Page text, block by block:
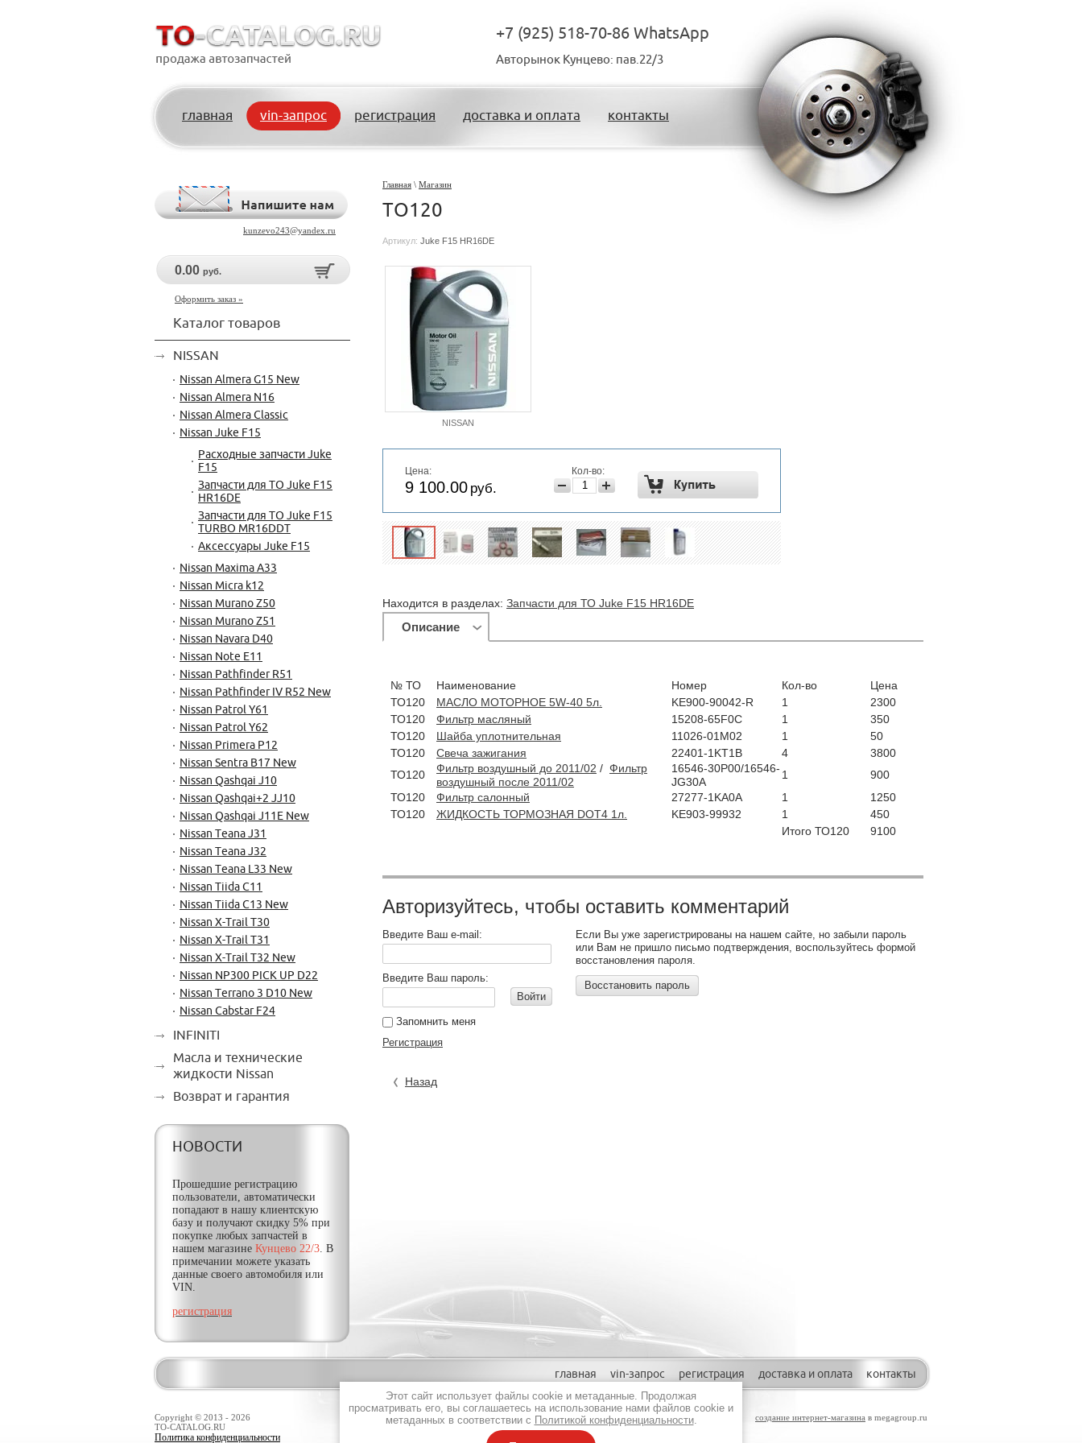
+7 (925) 518-70-86 WhatsApp
Авторынок Кунцево: пав.22/3
главная vin-запрос регистрация доставка и оплата контакты
Главная \ Магазин
TO120
Артикул: Juke F15 HR16DE
NISSAN
Цена:
9 100.00 руб.
Кол-во:
Находится в разделах: Запчасти для ТО Juke F15 HR16DE
Описание
№ ТО Наименование Номер Кол-во
Цена
ТО120
МАСЛО МОТОРНОЕ 5W-40 5л. KE900-90042-R 1
2300
ТО120
Фильтр масляный 15208-65F0C 1
350
ТО120
Шайба уплотнительная 11026-01M02 1
50
ТО120
Свеча зажигания 22401-1KT1B 4
3800
ТО120
Фильтр воздушный до 2011/02 / Фильтр
воздушный после 2011/02
16546-30P00/16546-
JG30A
1
900
ТО120
Фильтр салонный 27277-1KA0A 1
1250
ТО120
ЖИДКОСТЬ ТОРМОЗНАЯ DOT4 1л. KE903-99932 1
450
Итого ТО120
9100
Авторизуйтесь, чтобы оставить комментарий
Введите Ваш e-mail:
Введите Ваш пароль:
Войти
Запомнить меня
Регистрация
Если Вы уже зарегистрированы на нашем сайте, но забыли пароль
или Вам не пришло письмо подтверждения, воспользуйтесь формой
восстановления пароля.
Восстановить пароль
Назад
kunzevo243@yandex.ru
0.00 руб.
Оформить заказ »
Каталог товаров
NISSAN
Nissan Almera G15 New
Nissan Almera N16
Nissan Almera Classic
Nissan Juke F15
Расходные запчасти Juke
F15
Запчасти для ТО Juke F15
HR16DE
Запчасти для ТО Juke F15
TURBO MR16DDT
Аксессуары Juke F15
Nissan Maxima A33
Nissan Micra k12
Nissan Murano Z50
Nissan Murano Z51
Nissan Navara D40
Nissan Note E11
Nissan Pathfinder R51
Nissan Pathfinder IV R52 New
Nissan Patrol Y61
Nissan Patrol Y62
Nissan Primera P12
Nissan Sentra B17 New
Nissan Qashqai J10
Nissan Qashqai+2 JJ10
Nissan Qashqai J11E New
Nissan Teana J31
Nissan Teana J32
Nissan Teana L33 New
Nissan Tiida C11
Nissan Tiida C13 New
Nissan X-Trail T30
Nissan X-Trail T31
Nissan X-Trail T32 New
Nissan NP300 PICK UP D22
Nissan Terrano 3 D10 New
Nissan Cabstar F24
INFINITI
Масла и технические
жидкости Nissan
Возврат и гарантия
НОВОСТИ
Прошедшие регистрацию
пользователи, автоматически
попадают в нашу клиентскую
базу и получают скидку 5% при
покупке любых запчастей в
нашем магазине Кунцево 22/3. В
примечании можете указать
данные своего автомобиля или
VIN.
регистрация
создание интернет-магазина в megagroup.ru
Copyright © 2013 - 2026
TO-CATALOG.RU
Политика конфиденциальности
главная vin-запрос регистрация доставка и оплата контакты
Этот сайт использует файлы cookie и метаданные. Продолжая
просматривать его, вы соглашаетесь на использование нами файлов cookie и
метаданных в соответствии с Политикой конфиденциальности.